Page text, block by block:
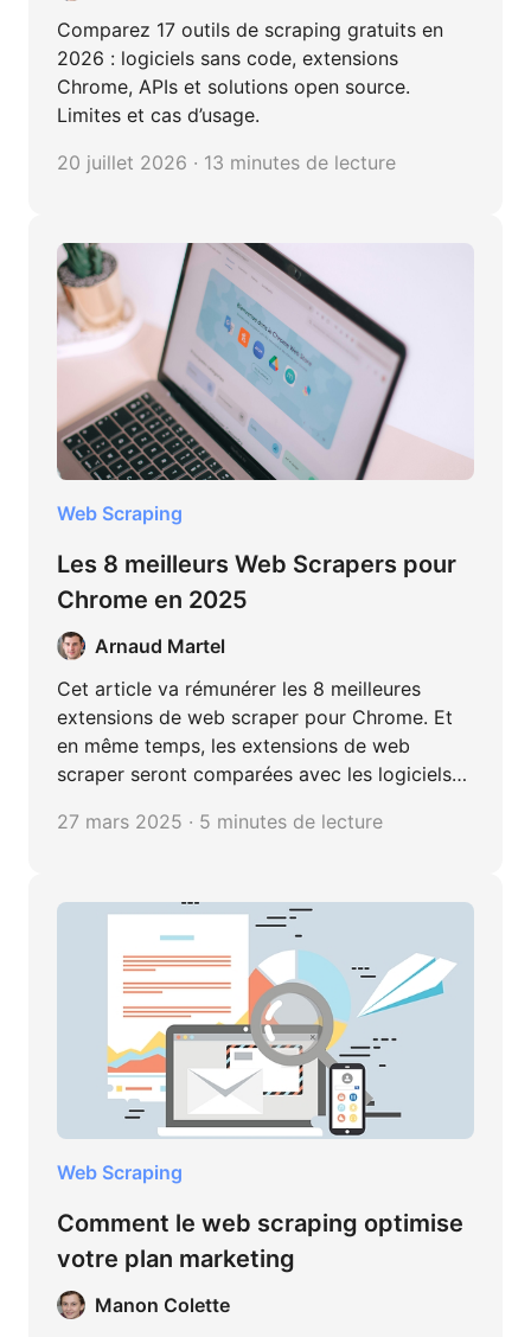
Comparez 17 outils de scraping gratuits en
2026 : logiciels sans code, extensions
Chrome, APIs et solutions open source.
Limites et cas d’usage.
20 juillet 2026 · 13 minutes de lecture
Web Scraping
Les 8 meilleurs Web Scrapers pour
Chrome en 2025
Arnaud Martel
Cet article va rémunérer les 8 meilleures
extensions de web scraper pour Chrome. Et
en même temps, les extensions de web
scraper seront comparées avec les logiciels
faibles de chacun dans de différents cas
27 mars 2025 · 5 minutes de lecture
Web Scraping
Comment le web scraping optimise
votre plan marketing
Manon Colette